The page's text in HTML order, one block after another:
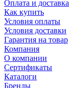
Оплата и доставка
Как купить
Условия оплаты
Условия доставки
Гарантия на товар
Компания
О компании
Сертификаты
Каталоги
Бренды